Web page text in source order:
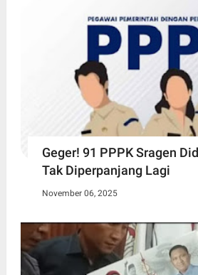
Geger! 91 PPPK Sragen
Tak Diperpanjang Lagi
November 06, 2025